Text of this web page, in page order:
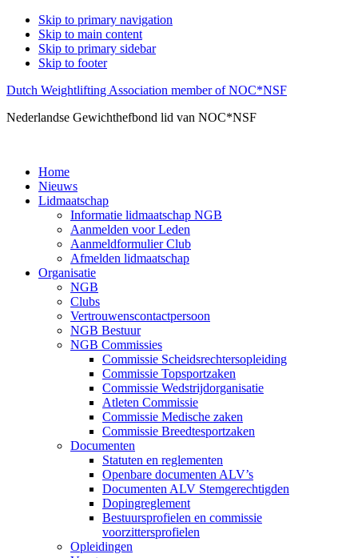
Skip to primary navigation
Skip to main content
Skip to primary sidebar
Skip to footer
Dutch Weightlifting Association member of NOC*NSF
Nederlandse Gewichthefbond lid van NOC*NSF
Home
Nieuws
Lidmaatschap
Informatie lidmaatschap NGB
Aanmelden voor Leden
Aanmeldformulier Club
Afmelden lidmaatschap
Organisatie
NGB
Clubs
Vertrouwenscontactpersoon
NGB Bestuur
NGB Commissies
Commissie Scheidsrechtersopleiding
Commissie Topsportzaken
Commissie Wedstrijdorganisatie
Atleten Commissie
Commissie Medische zaken
Commissie Breedtesportzaken
Documenten
Statuten en reglementen
Openbare documenten ALV’s
Documenten ALV Stemgerechtigden
Dopingreglement
Bestuursprofielen en commissie
voorzittersprofielen
Opleidingen